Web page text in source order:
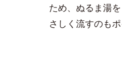
ため、ぬるま湯
さしく流すのもポ